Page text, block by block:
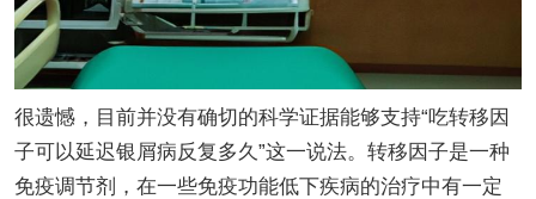
很遗憾，目前并没有确切的科学证据能够支持“吃转移因
子可以延迟银屑病反复多久”这一说法。转移因子是一种
免疫调节剂，在一些免疫功能低下疾病的治疗中有一定